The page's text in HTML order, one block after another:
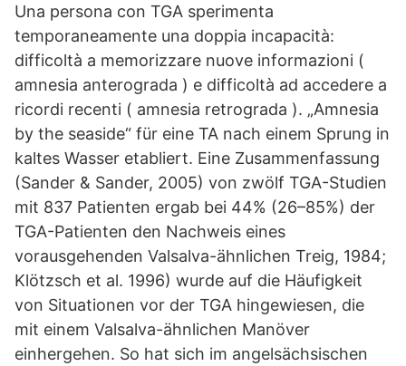
Una persona con TGA sperimenta
temporaneamente una doppia incapacità:
difficoltà a memorizzare nuove informazioni (
amnesia anterograda ) e difficoltà ad accedere a
ricordi recenti ( amnesia retrograda ). „Amnesia
by the seaside“ für eine TA nach einem Sprung in
kaltes Wasser etabliert. Eine Zusammenfassung
(Sander & Sander, 2005) von zwölf TGA-Studien
mit 837 Patienten ergab bei 44% (26–85%) der
TGA-Patienten den Nachweis eines
vorausgehenden Valsalva-ähnlichen Treig, 1984;
Klötzsch et al. 1996) wurde auf die Häufigkeit
von Situationen vor der TGA hingewiesen, die
mit einem Valsalva-ähnlichen Manöver
einhergehen. So hat sich im angelsächsischen